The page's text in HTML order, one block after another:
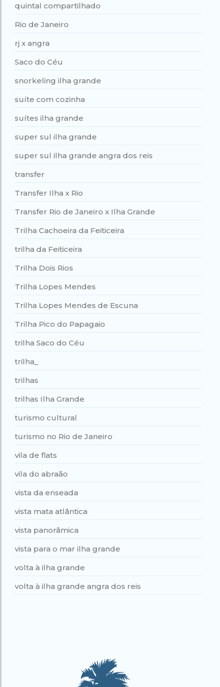
quintal compartilhado
Rio de Janeiro
rj x angra
Saco do Céu
snorkeling ilha grande
suíte com cozinha
suítes ilha grande
super sul ilha grande
super sul ilha grande angra dos reis
transfer
Transfer Ilha x Rio
Transfer Rio de Janeiro x Ilha Grande
Trilha Cachoeira da Feiticeira
trilha da Feiticeira
Trilha Dois Rios
Trilha Lopes Mendes
Trilha Lopes Mendes de Escuna
Trilha Pico do Papagaio
trilha Saco do Céu
trilha_
trilhas
trilhas Ilha Grande
turismo cultural
turismo no Rio de Janeiro
vila de flats
vila do abraão
vista da enseada
vista mata atlântica
vista panorâmica
vista para o mar ilha grande
volta à ilha grande
volta à ilha grande angra dos reis